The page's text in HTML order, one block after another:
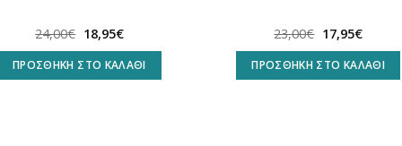
24,00€ Original
price
was:
24,00€.
18,95€Η
τιμή
είναι:
18,95€.
ΠΡΟΣΘΉΚΗ ΣΤΟ ΚΑΛΆΘΙ
23,00€ Original
price
was:
23,00€.
17,95€Η
τιμή
είναι:
17,95€.
ΠΡΟΣΘΉΚΗ ΣΤΟ ΚΑΛΆΘΙ